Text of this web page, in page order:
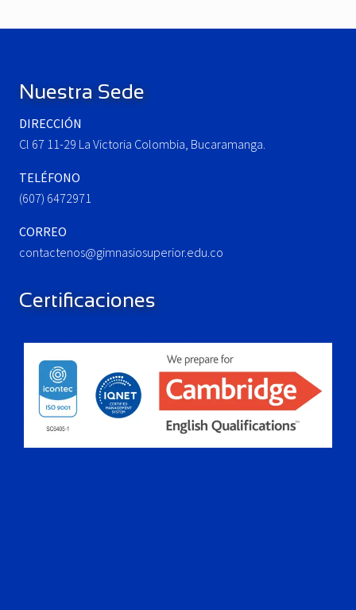
u
o
s
t
:
P
t
:
Nuestra Sede
DIRECCIÓN
Cl 67 11-29 La Victoria Colombia, Bucaramanga.
TELÉFONO
(607) 6472971
CORREO
contactenos@gimnasiosuperior.edu.co
Certificaciones